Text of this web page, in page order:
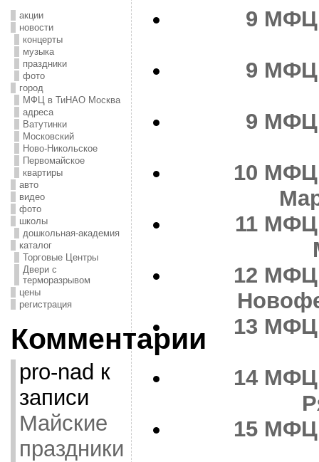
акции
новости
концерты
музыка
праздники
фото
город
МФЦ в ТиНАО Москва
адреса
Ватутинки
Московский
Ново-Никольское
Первомайское
квартиры
авто
видео
фото
школы
дошкольная-академия
каталог
Торговые Центры
Двери с
терморазрывом
цены
регистрация
Комментарии
pro-nad к
записи
Майские
праздники
9 МФЦ
9 МФЦ
9 МФЦ
10 МФЦ
11МФЦ
12 МФЦ
13 МФЦ
14МФЦ
15МФЦ